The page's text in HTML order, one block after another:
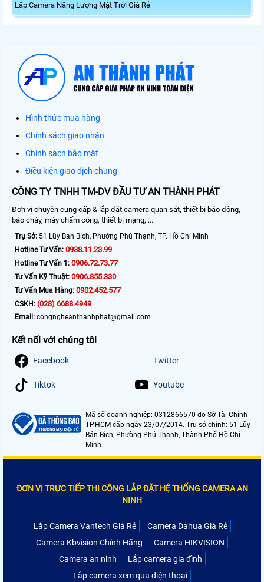
Lắp Camera Năng Lượng Mặt Trời Giá Rẻ
Hình thức mua hàng
Chính sách giao nhận
Chính sách bảo mật
Điều kiện giao dịch chung
CÔNG TY TNHH TM-DV ĐẦU TƯ AN THÀNH PHÁT
Đơn vị chuyên cung cấp & lắp đặt camera quan sát, thiết bị báo động,
báo cháy, máy chấm công, thiết bị mạng, ...
Trụ Sở: 51 Lũy Bán Bích, Phường Phú Thạnh, TP. Hồ Chí Minh
Hotline Tư Vấn: 0938.11.23.99
Hotline Tư Vấn 1: 0906.72.73.77
Tư Vấn Kỹ Thuật: 0906.855.330
Tư Vấn Mua Hàng: 0902.452.577
CSKH: (028) 6688.4949
Email: congngheanthanhphat@gmail.com
Kết nối với chúng tôi
Facebook Twitter
Tiktok Youtube
Mã số doanh nghiệp: 0312866570 do Sở Tài Chính
TP.HCM cấp ngày 23/07/2014. Trụ sở chính: 51 Lũy
Bán Bích, Phường Phú Thạnh, Thành Phố Hồ Chí
Minh
ĐƠN VỊ TRỰC TIẾP THI CÔNG LẮP ĐẶT HỆ THỐNG CAMERA AN
NINH
Lắp Camera Vantech Giá Rẻ
Camera Dahua Giá Rẻ
Camera Kbvision Chính Hãng
Camera HIKVISION
Camera an ninh
Lắp camera gia đình
Lắp camera xem qua điện thoại